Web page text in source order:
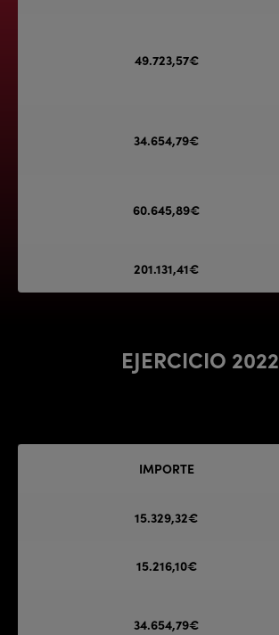
49.723,57€
34.654,79€
60.645,89€
201.131,41€
EJERCICIO 2022
IMPORTE
15.329,32€
15.216,10€
34.654,79€